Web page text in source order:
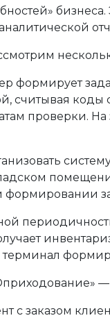
формирует
коды с
проверки.
с заказом